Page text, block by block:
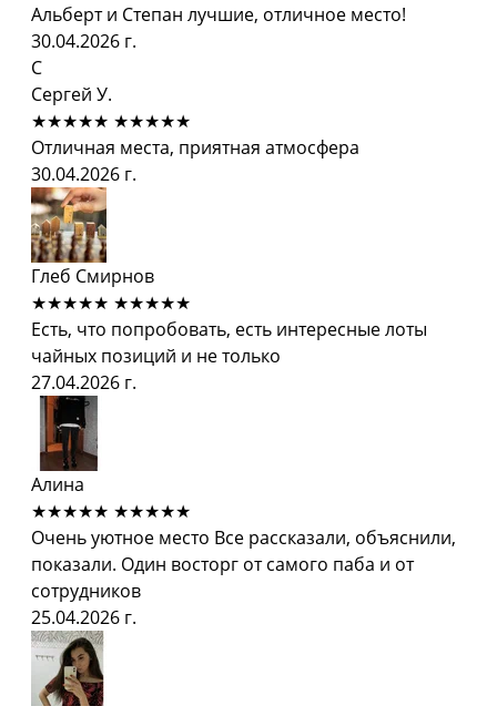
Альберт и Степан лучшие, отличное место!
30.04.2026 г.
С
Сергей У.
★★★★★ ★★★★★
Отличная места, приятная атмосфера
30.04.2026 г.
Глеб Смирнов
★★★★★ ★★★★★
Есть, что попробовать, есть интересные лоты
чайных позиций и не только
27.04.2026 г.
Алина
★★★★★ ★★★★★
Очень уютное место Все рассказали, объяснили,
показали. Один восторг от самого паба и от
сотрудников
25.04.2026 г.